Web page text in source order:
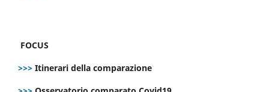
FOCUS
>>> Itinerari della comparazione